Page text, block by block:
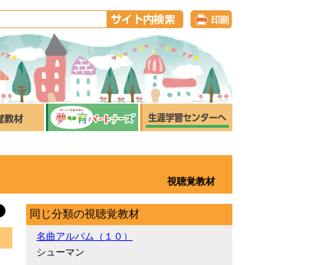
視聴覚教材
同じ分類の視聴覚教材
名曲アルバム（１０）
シューマン